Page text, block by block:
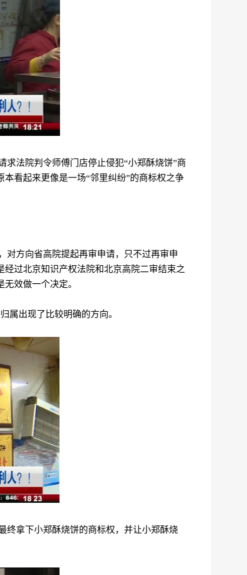
法院判令师傅门店停止侵犯“小郑酥烧饼”商
看起来更像是一场“邻里纠纷”的商标权之争
方向省高院提起再审申请，只不过再审申
过北京知识产权法院和北京高院二审结束之
效做一个决定。
出现了比较明确的方向。
拿下小郑酥烧饼的商标权，并让小郑酥烧